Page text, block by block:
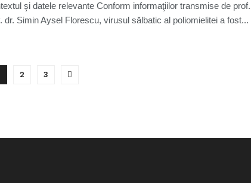
şi datele relevante Conform informaţiilor transmise de prof.
dr. Simin Aysel Florescu, virusul sălbatic al poliomielitei a fost...
2 3